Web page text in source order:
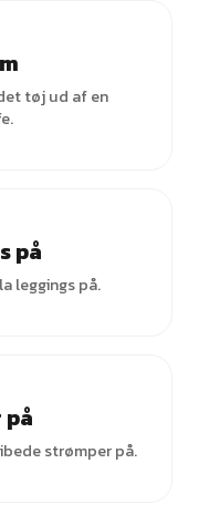
tøj ud af en
på
leggings på.
på
strømper på.